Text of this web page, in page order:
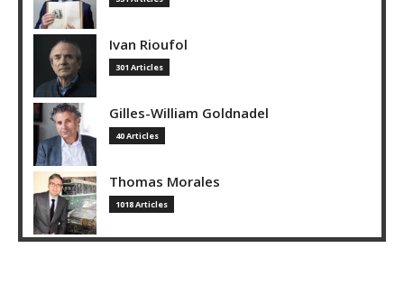
Ivan Rioufol
301 Articles
Gilles-William Goldnadel
40 Articles
Thomas Morales
1018 Articles